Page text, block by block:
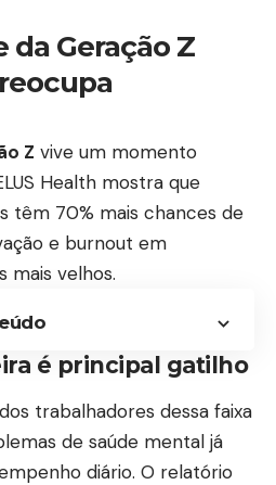
Geração Z
Z vive um momento
Health mostra que
têm 70% mais chances de
e burnout em
mais velhos.
é principal gatilho
trabalhadores dessa faixa
de saúde mental já
diário. O relatório